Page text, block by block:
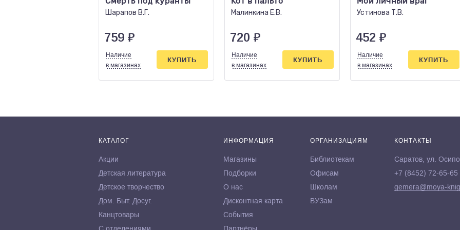
Шарапов В.Г.
759 ₽
Наличие
в магазинах
КУПИТЬ
Малинкина Е.В.
720 ₽
Наличие
в магазинах
КУПИТЬ
Устинова Т.В.
452 ₽
Наличие
в магазинах
КУПИТЬ
КАТАЛОГ
Акции
Детская литература
Детское творчество
Дом. Быт. Досуг.
Канцтовары
ИНФОРМАЦИЯ
Магазины
Подборки
О нас
Дисконтная карта
События
ОРГАНИЗАЦИЯМ
Библиотекам
Офисам
Школам
ВУЗам
КОНТАКТЫ
Саратов, ул.
+7 (8452) 72-65-65
gemera@moya-